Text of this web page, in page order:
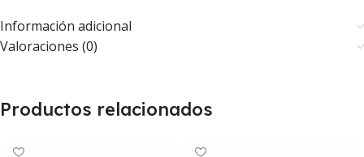
Información adicional
Valoraciones (0)
Productos relacionados